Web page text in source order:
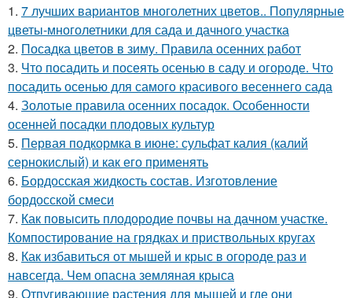
1. 7 лучших вариантов многолетних цветов.. Популярные
цветы-многолетники для сада и дачного участка
2. Посадка цветов в зиму. Правила осенних работ
3. Что посадить и посеять осенью в саду и огороде. Что
посадить осенью для самого красивого весеннего сада
4. Золотые правила осенних посадок. Особенности
осенней посадки плодовых культур
5. Первая подкормка в июне: сульфат калия (калий
сернокислый) и как его применять
6. Бордосская жидкость состав. Изготовление
бордосской смеси
7. Как повысить плодородие почвы на дачном участке.
Компостирование на грядках и приствольных кругах
8. Как избавиться от мышей и крыс в огороде раз и
навсегда. Чем опасна земляная крыса
9. Отпугивающие растения для мышей и где они